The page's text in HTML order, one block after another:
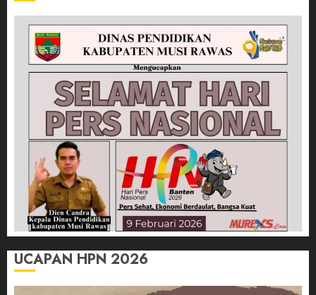
UCAPAN HPN 2026